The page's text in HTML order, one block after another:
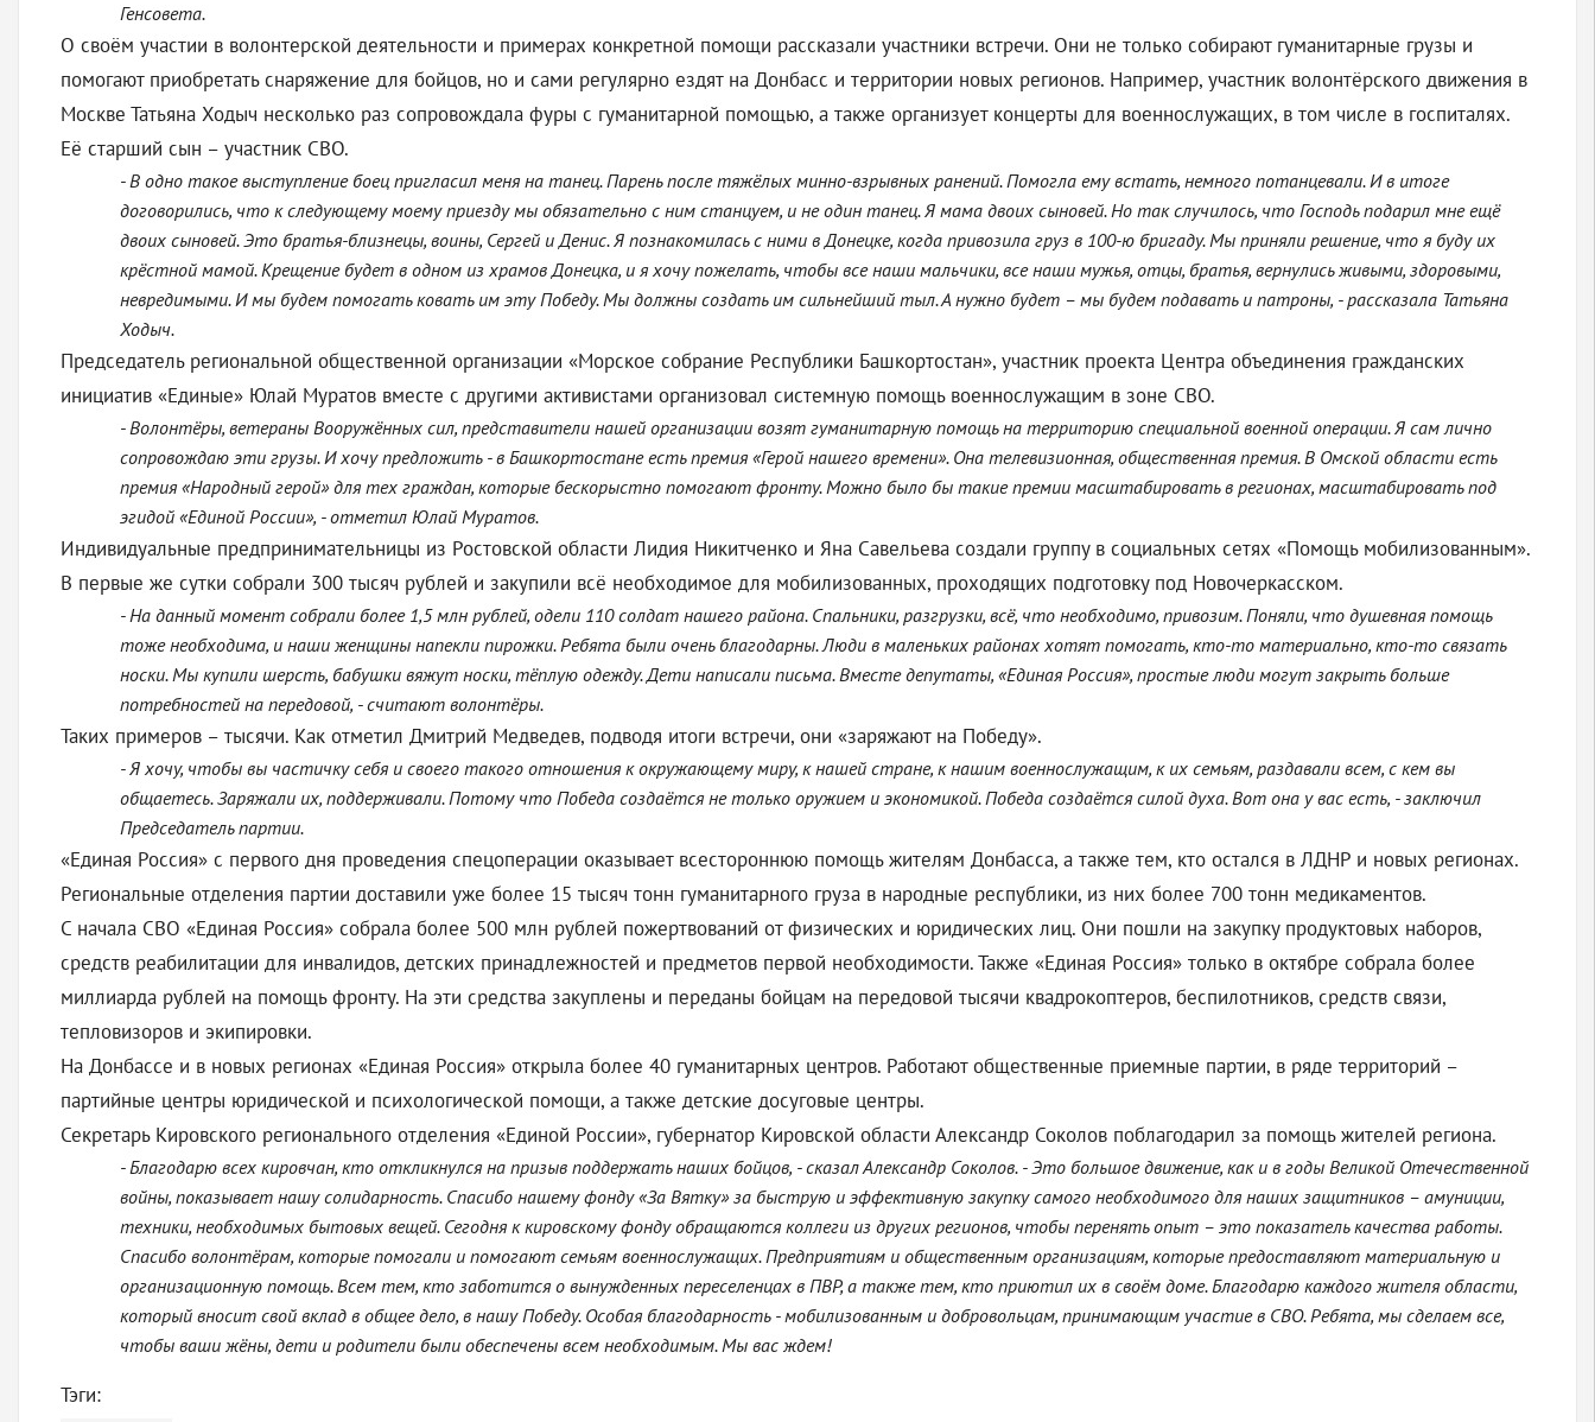
Генсовета.
О своём участии в волонтерской деятельности и примерах конкретной помощи рассказали участники встречи. Они не только собирают гуманитарные грузы и
помогают приобретать снаряжение для бойцов, но и сами регулярно ездят на Донбасс и территории новых регионов. Например, участник волонтёрского движения в
Москве Татьяна Ходыч несколько раз сопровождала фуры с гуманитарной помощью, а также организует концерты для военнослужащих, в том числе в госпиталях.
Её старший сын – участник СВО.
- В одно такое выступление боец пригласил меня на танец. Парень после тяжёлых минно-взрывных ранений. Помогла ему встать, немного потанцевали. И в итоге
договорились, что к следующему моему приезду мы обязательно с ним станцуем, и не один танец. Я мама двоих сыновей. Но так случилось, что Господь подарил мне ещё
двоих сыновей. Это братья-близнецы, воины, Сергей и Денис. Я познакомилась с ними в Донецке, когда привозила груз в 100-ю бригаду. Мы приняли решение, что я буду их
крёстной мамой. Крещение будет в одном из храмов Донецка, и я хочу пожелать, чтобы все наши мальчики, все наши мужья, отцы, братья, вернулись живыми, здоровыми,
невредимыми. И мы будем помогать ковать им эту Победу. Мы должны создать им сильнейший тыл. А нужно будет – мы будем подавать и патроны, - рассказала Татьяна
Ходыч.
Председатель региональной общественной организации «Морское собрание Республики Башкортостан», участник проекта Центра объединения гражданских
инициатив «Единые» Юлай Муратов вместе с другими активистами организовал системную помощь военнослужащим в зоне СВО.
- Волонтёры, ветераны Вооружённых сил, представители нашей организации возят гуманитарную помощь на территорию специальной военной операции. Я сам лично
сопровождаю эти грузы. И хочу предложить - в Башкортостане есть премия «Герой нашего времени». Она телевизионная, общественная премия. В Омской области есть
премия «Народный герой» для тех граждан, которые бескорыстно помогают фронту. Можно было бы такие премии масштабировать в регионах, масштабировать под
эгидой «Единой России», - отметил Юлай Муратов.
Индивидуальные предпринимательницы из Ростовской области Лидия Никитченко и Яна Савельева создали группу в социальных сетях «Помощь мобилизованным».
В первые же сутки собрали 300 тысяч рублей и закупили всё необходимое для мобилизованных, проходящих подготовку под Новочеркасском.
- На данный момент собрали более 1,5 млн рублей, одели 110 солдат нашего района. Спальники, разгрузки, всё, что необходимо, привозим. Поняли, что душевная помощь
тоже необходима, и наши женщины напекли пирожки. Ребята были очень благодарны. Люди в маленьких районах хотят помогать, кто-то материально, кто-то связать
носки. Мы купили шерсть, бабушки вяжут носки, тёплую одежду. Дети написали письма. Вместе депутаты, «Единая Россия», простые люди могут закрыть больше
потребностей на передовой, - считают волонтёры.
Таких примеров – тысячи. Как отметил Дмитрий Медведев, подводя итоги встречи, они «заряжают на Победу».
- Я хочу, чтобы вы частичку себя и своего такого отношения к окружающему миру, к нашей стране, к нашим военнослужащим, к их семьям, раздавали всем, с кем вы
общаетесь. Заряжали их, поддерживали. Потому что Победа создаётся не только оружием и экономикой. Победа создаётся силой духа. Вот она у вас есть, - заключил
Председатель партии.
«Единая Россия» с первого дня проведения спецоперации оказывает всестороннюю помощь жителям Донбасса, а также тем, кто остался в ЛДНР и новых регионах.
Региональные отделения партии доставили уже более 15 тысяч тонн гуманитарного груза в народные республики, из них более 700 тонн медикаментов.
С начала СВО «Единая Россия» собрала более 500 млн рублей пожертвований от физических и юридических лиц. Они пошли на закупку продуктовых наборов,
средств реабилитации для инвалидов, детских принадлежностей и предметов первой необходимости. Также «Единая Россия» только в октябре собрала более
миллиарда рублей на помощь фронту. На эти средства закуплены и переданы бойцам на передовой тысячи квадрокоптеров, беспилотников, средств связи,
тепловизоров и экипировки.
На Донбассе и в новых регионах «Единая Россия» открыла более 40 гуманитарных центров. Работают общественные приемные партии, в ряде территорий –
партийные центры юридической и психологической помощи, а также детские досуговые центры.
Секретарь Кировского регионального отделения «Единой России», губернатор Кировской области Александр Соколов поблагодарил за помощь жителей региона.
- Благодарю всех кировчан, кто откликнулся на призыв поддержать наших бойцов, - сказал Александр Соколов. - Это большое движение, как и в годы Великой Отечественной
войны, показывает нашу солидарность. Спасибо нашему фонду «За Вятку» за быструю и эффективную закупку самого необходимого для наших защитников – амуниции,
техники, необходимых бытовых вещей. Сегодня к кировскому фонду обращаются коллеги из других регионов, чтобы перенять опыт – это показатель качества работы.
Спасибо волонтёрам, которые помогали и помогают семьям военнослужащих. Предприятиям и общественным организациям, которые предоставляют материальную и
организационную помощь. Всем тем, кто заботится о вынужденных переселенцах в ПВР, а также тем, кто приютил их в своём доме. Благодарю каждого жителя области,
который вносит свой вклад в общее дело, в нашу Победу. Особая благодарность - мобилизованным и добровольцам, принимающим участие в СВО. Ребята, мы сделаем все,
чтобы ваши жёны, дети и родители были обеспечены всем необходимым. Мы вас ждем!
Тэги: